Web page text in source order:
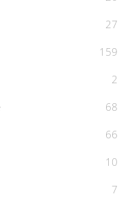
27
159
2
68
66
10
7